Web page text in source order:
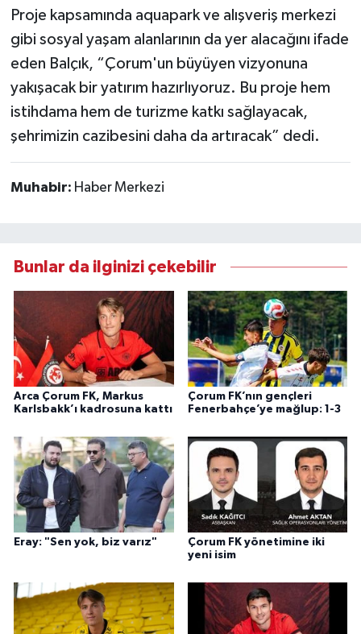
Proje kapsamında aquapark ve alışveriş merkezi
gibi sosyal yaşam alanlarının da yer alacağını ifade
eden Balçık, “Çorum'un büyüyen vizyonuna
yakışacak bir yatırım hazırlıyoruz. Bu proje hem
istihdama hem de turizme katkı sağlayacak,
şehrimizin cazibesini daha da artıracak” dedi.
Muhabir: Haber Merkezi
Bunlar da ilginizi çekebilir
Arca Çorum FK, Markus
Karlsbakk’ı kadrosuna kattı
Çorum FK’nın gençleri
Fenerbahçe’ye mağlup: 1-3
Eray: "Sen yok, biz varız"
Çorum FK yönetimine iki
yeni isim